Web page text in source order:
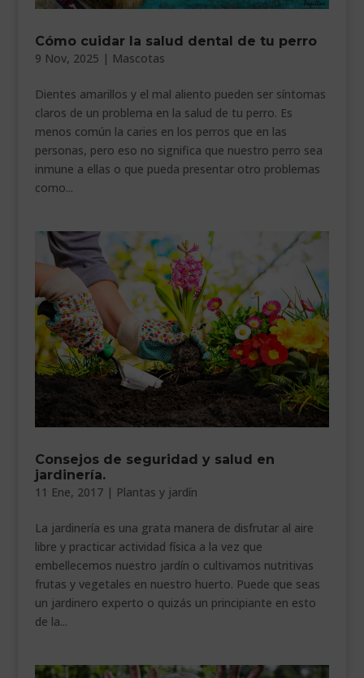
VEURE EN CATALÀ
Cómo cuidar la salud dental de tu perro
9 Nov, 2025 | Mascotas
Dientes amarillos y el mal aliento pueden ser síntomas
claros de un problema en la salud de tu perro. Es
menos común la caries en los perros que en las
personas, pero eso no significa que nuestro perro sea
inmune a ellas o que pueda presentar otro problemas
como...
Consejos de seguridad y salud en
jardinería.
11 Ene, 2017| Plantas y jardín
La jardinería es una grata manera de disfrutar al aire
libre y practicar actividad física a la vez que
embellecemos nuestro jardín o cultivamos nutritivas
frutas y vegetales en nuestro huerto. Puede que seas
un jardinero experto o quizás un principiante en esto
de la...